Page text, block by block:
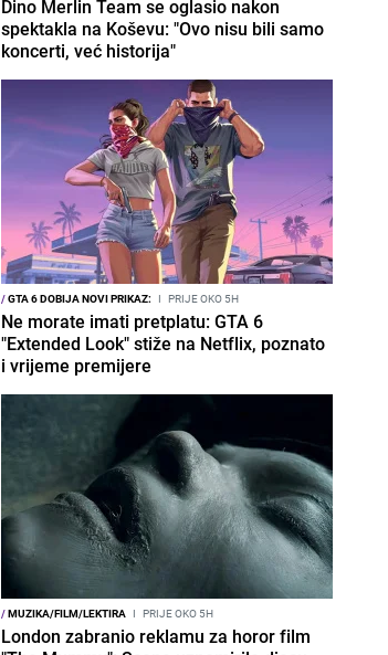
Dino Merlin Team se oglasio nakon
spektakla na Koševu: "Ovo nisu bili samo
koncerti, već historija"
/GTA 6 DOBIJA NOVI PRIKAZ: I PRIJE OKO 5H
Ne morate imati pretplatu: GTA 6
"Extended Look" stiže na Netflix, poznato
i vrijeme premijere
/MUZIKA/FILM/LEKTIRA I PRIJE OKO 5H
London zabranio reklamu za horor film